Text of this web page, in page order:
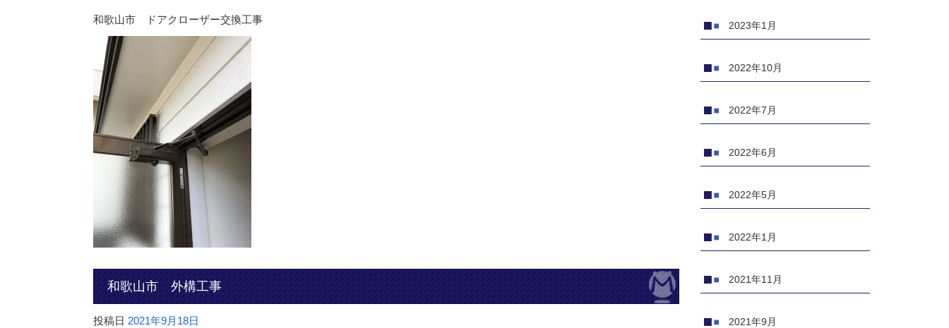
和歌山市 ドアクローザー交換工事
和歌山市 外構工事
投稿日 2021年9月18日
2023年1月
2022年10月
2022年7月
2022年6月
2022年5月
2022年1月
2021年11月
2021年9月